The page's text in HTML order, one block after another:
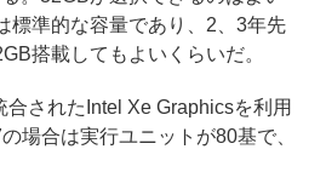
標準的な容量であり、2、3年先
搭載してもよいくらいだ。
されたIntel Xe Graphicsを利用
場合は実行ユニットが80基で、